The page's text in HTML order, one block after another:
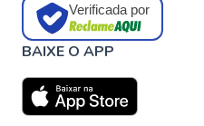
Verificada por
BAIXE O APP